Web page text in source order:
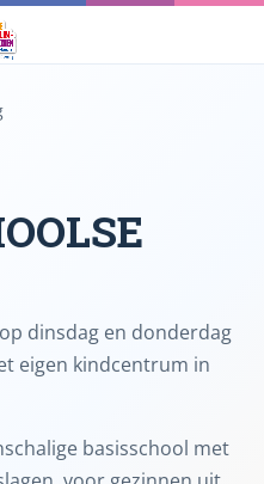
dinsdag en donderdag
eigen kindcentrum in
basisschool met